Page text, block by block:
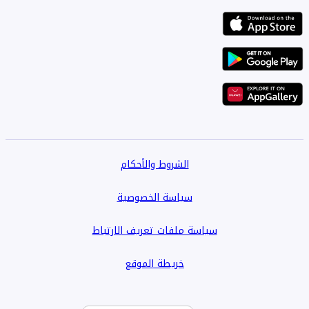
الشروط والأحكام
سياسة الخصوصية
سياسة ملفات تعريف الارتباط
خريطة الموقع